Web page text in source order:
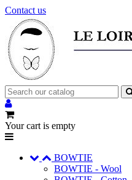
Contact us
Your cart is empty
BOWTIE
BOWTIE - Wool